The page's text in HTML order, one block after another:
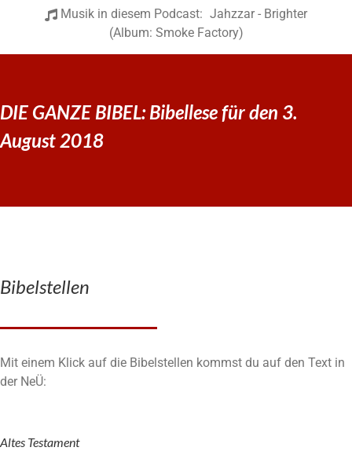
Musik in diesem Podcast: Jahzzar - Brighter
(Album: Smoke Factory)
DIE GANZE BIBEL: Bibellese für den 3.
August 2018
Bibelstellen
Mit einem Klick auf die Bibelstellen kommst du auf den Text in
der NeÜ:
Altes Testament